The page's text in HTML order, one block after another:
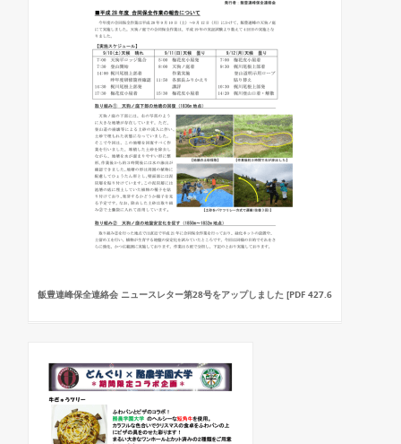
飯豊連峰保全連絡会 ニュースレター第28号をアップしました [PDF 427.6